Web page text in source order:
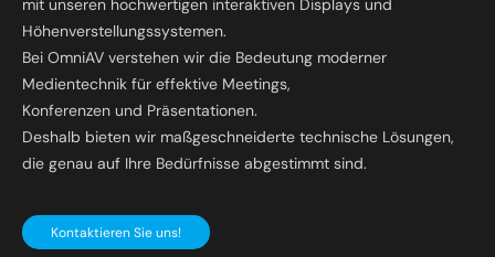
mit unseren hochwertigen interaktiven Displays und
Höhenverstellungssystemen.
Bei OmniAV verstehen wir die Bedeutung moderner
Medientechnik für effektive Meetings,
Konferenzen und Präsentationen.
Deshalb bieten wir maßgeschneiderte technische Lösungen,
die genau auf Ihre Bedürfnisse abgestimmt sind.
Kontaktieren Sie uns!